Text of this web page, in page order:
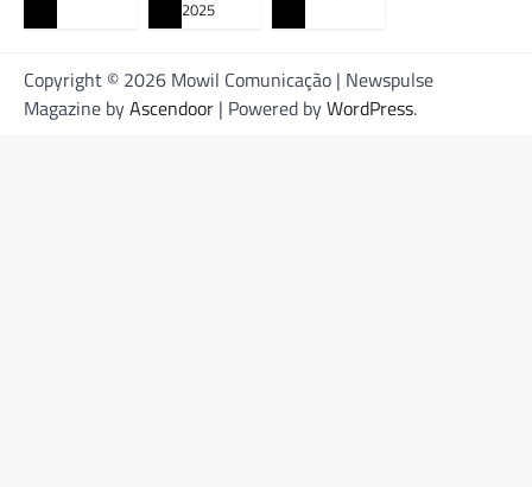
2025
Copyright © 2026 Mowil Comunicação | Newspulse
Magazine byAscendoor | Powered byWordPress.